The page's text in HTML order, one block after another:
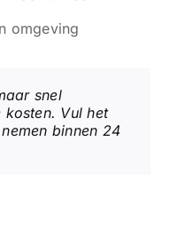
omgeving
snel
Vul het
binnen 24